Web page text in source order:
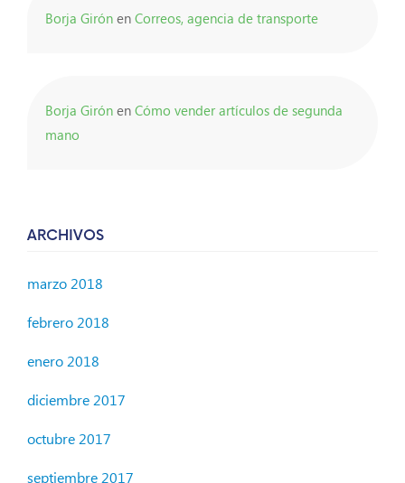
Borja Girón en Correos, agencia de transporte
Borja Girón en Cómo vender artículos de segunda
mano
ARCHIVOS
marzo 2018
febrero 2018
enero 2018
diciembre 2017
octubre 2017
septiembre 2017